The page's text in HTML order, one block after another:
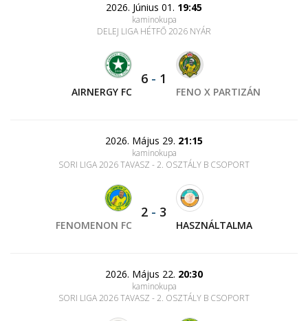
2026. Június 01. 19:45
kaminokupa
DELEJ LIGA HÉTFŐ 2026 NYÁR
AIRNERGY FC
6 - 1
FENO X PARTIZÁN
2026. Május 29. 21:15
kaminokupa
SORI LIGA 2026 TAVASZ - 2. OSZTÁLY B CSOPORT
FENOMENON FC
2 - 3
HASZNÁLTALMA
2026. Május 22. 20:30
kaminokupa
SORI LIGA 2026 TAVASZ - 2. OSZTÁLY B CSOPORT